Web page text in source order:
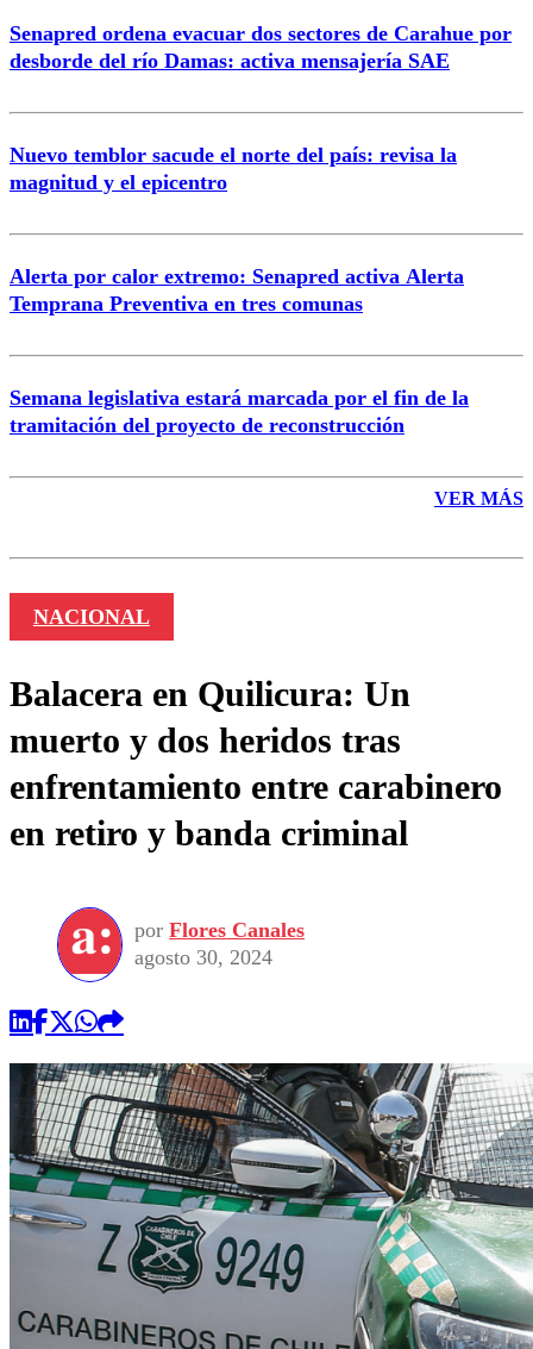
Correo
Senapred ordena evacuar dos sectores de Carahue por
desborde del río Damas: activa mensajería SAE
Nuevo temblor sacude el norte del país: revisa la
magnitud y el epicentro
Alerta por calor extremo: Senapred activa Alerta
Temprana Preventiva en tres comunas
Semana legislativa estará marcada por el fin de la
tramitación del proyecto de reconstrucción
VER MÁS
NACIONAL
Balacera en Quilicura: Un
muerto y dos heridos tras
enfrentamiento entre carabinero
en retiro y banda criminal
por Flores Canales
agosto 30, 2024